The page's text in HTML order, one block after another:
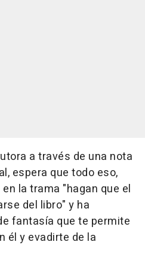
a través de una nota
espera que todo eso,
la trama "hagan que el
del libro" y ha
fantasía que te permite
él y evadirte de la